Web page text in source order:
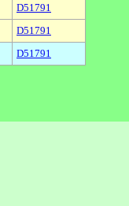
D51791
D51791
D51791